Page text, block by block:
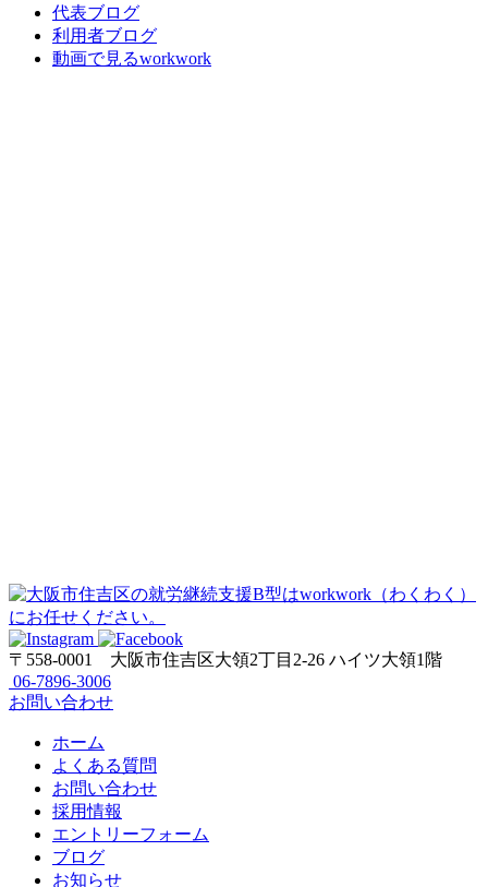
代表ブログ
利用者ブログ
動画で見るworkwork
〒558-0001 大阪市住吉区大領2丁目2-26 ハイツ大領1階
06-7896-3006
お問い合わせ
ホーム
よくある質問
お問い合わせ
採用情報
エントリーフォーム
ブログ
お知らせ